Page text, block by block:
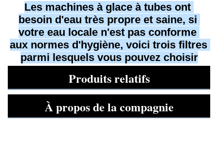
Les machines à glace à tubes ont
besoin d'eau très propre et saine, si
votre eau locale n'est pas conforme
aux normes d'hygiène, voici trois filtres
parmi lesquels vous pouvez choisir
Produits relatifs
À propos de la compagnie